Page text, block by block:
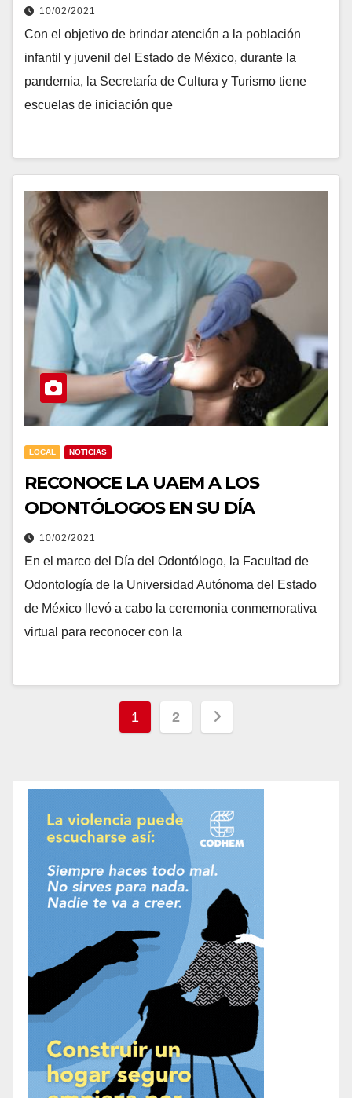
10/02/2021
Con el objetivo de brindar atención a la población
infantil y juvenil del Estado de México, durante la
pandemia, la Secretaría de Cultura y Turismo tiene
escuelas de iniciación que
LOCAL NOTICIAS
RECONOCE LA UAEM A LOS
ODONTÓLOGOS EN SU DÍA
10/02/2021
En el marco del Día del Odontólogo, la Facultad de
Odontología de la Universidad Autónoma del Estado
de México llevó a cabo la ceremonia conmemorativa
virtual para reconocer con la
Paginación
entradas
1 2